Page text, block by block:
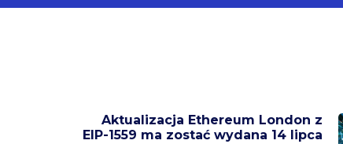
Aktualizacja Ethereum London z
EIP-1559 ma zostać wydana 14 lipca